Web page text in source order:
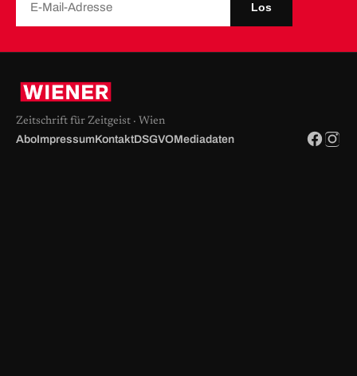
Los
Zeitschrift für Zeitgeist · Wien
AboImpressumKontaktDSGVOMediadaten